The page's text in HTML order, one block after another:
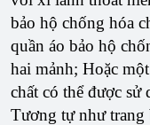
bảo hộ chống hóa
quần áo bảo hộ
hai mảnh; Hoặc
chất có thể được
Tương tự như trang